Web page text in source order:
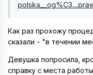
Как раз прохожу
сказали - "в течении
Девушка попросила,
справку с места